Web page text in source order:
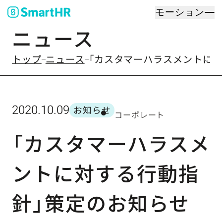
モーション
ニュース
トップ ニュースのなかの
「カスタマーハラスメントに
2020.10.09
カテゴリー
お知らせ コーポレート
「カスタマーハラスメ
ントに対する行動指
針」策定のお知らせ